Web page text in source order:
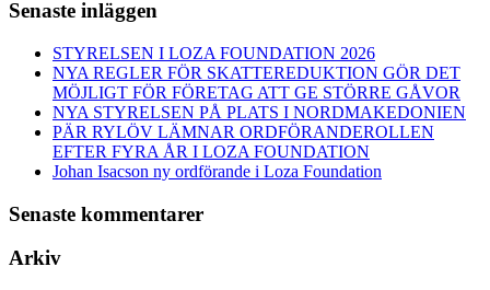
Senaste inläggen
STYRELSEN I LOZA FOUNDATION 2026
NYA REGLER FÖR SKATTEREDUKTION GÖR DET
MÖJLIGT FÖR FÖRETAG ATT GE STÖRRE GÅVOR
NYA STYRELSEN PÅ PLATS I NORDMAKEDONIEN
PÄR RYLÖV LÄMNAR ORDFÖRANDEROLLEN
EFTER FYRA ÅR I LOZA FOUNDATION
Johan Isacson ny ordförande i Loza Foundation
Senaste kommentarer
Arkiv